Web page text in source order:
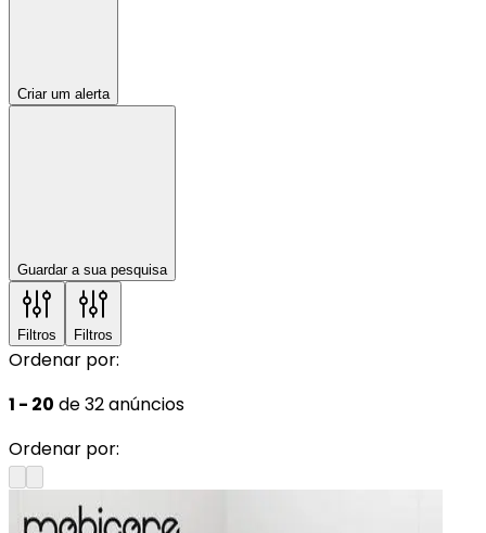
Criar um alerta
Guardar a sua pesquisa
Filtros Filtros
Ordenar por:
1 - 20 de 32 anúncios
Ordenar por: